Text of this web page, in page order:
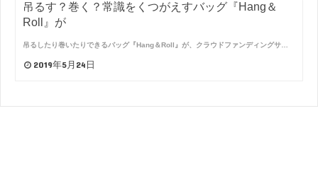
吊るす？巻く？常識をくつがえすバッグ『Hang＆
Roll』が
吊るしたり巻いたりできるバッグ『Hang＆Roll』が、クラウドファンディングサ…
2019年5月24日